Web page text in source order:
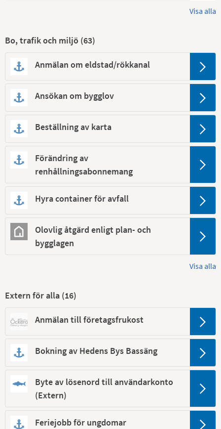
Visa alla
Bo, trafik och miljö (63)
Anmälan om eldstad/rökkanal
Ansökan om bygglov
Beställning av karta
Förändring av
renhållningsabonnemang
Hyra container för avfall
Olovlig åtgärd enligt plan- och
bygglagen
Visa alla
Extern för alla (16)
Anmälan till företagsfrukost
Bokning av Hedens Bys Bassäng
Byte av lösenord till användarkonto
(Extern)
Feriejobb för ungdomar